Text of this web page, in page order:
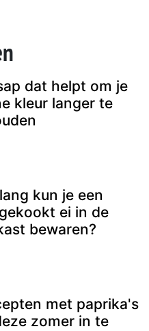
dat helpt om je
kleur langer te
kun je een
ei in de
bewaren?
met paprika's
zomer in te